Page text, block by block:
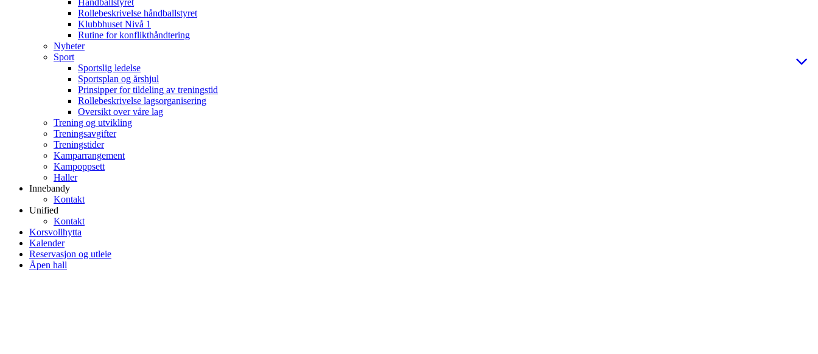
Håndballstyret
Rollebeskrivelse håndballstyret
Klubbhuset Nivå 1
Rutine for konflikthåndtering
Nyheter
Sport
Sportslig ledelse
Sportsplan og årshjul
Prinsipper for tildeling av treningstid
Rollebeskrivelse lagsorganisering
Oversikt over våre lag
Trening og utvikling
Treningsavgifter
Treningstider
Kamparrangement
Kampoppsett
Haller
Innebandy
Kontakt
Unified
Kontakt
Korsvollhytta
Kalender
Reservasjon og utleie
Åpen hall